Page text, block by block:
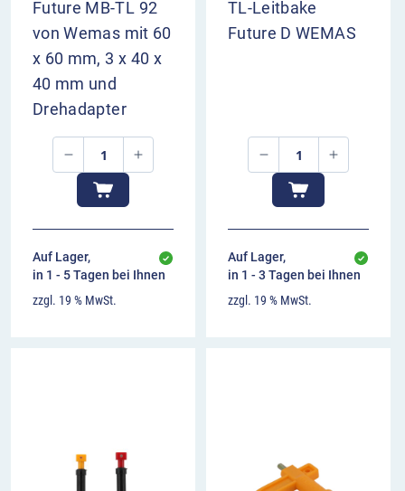
Future MB-TL 92
von Wemas mit 60
x 60 mm, 3 x 40 x
40 mm und
Drehadapter
Auf Lager,
in 1 - 5 Tagen bei Ihnen
zzgl. 19 % MwSt.
TL-Leitbake
Future D WEMAS
Auf Lager,
in 1 - 3 Tagen bei Ihnen
zzgl. 19 % MwSt.